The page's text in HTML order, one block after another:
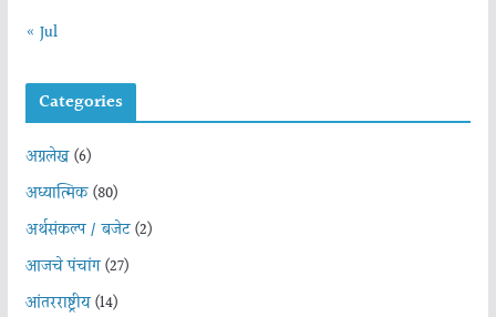
« Jul
Categories
अग्रलेख(6)
अध्यात्मिक(80)
अर्थसंकल्प / बजेट(2)
आजचे पंचांग(27)
आंतरराष्ट्रीय(14)